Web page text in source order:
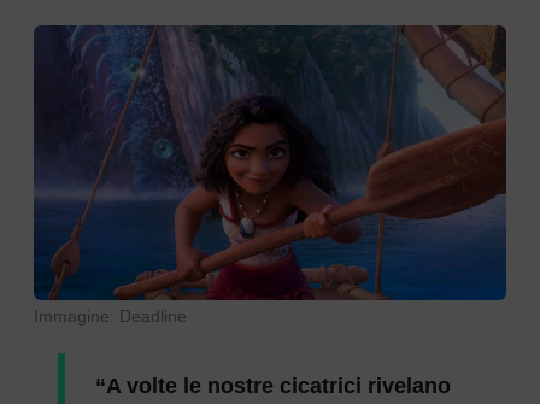
Immagine: Deadline
“A volte le nostre cicatrici rivelano